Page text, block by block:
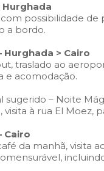
Hurghada
com possibilidade
a bordo.
Hurghada > Cairo
traslado ao
e acomodação.
sugerido – Noite
visita à rua El Moez,
Cairo
da manhã, visita